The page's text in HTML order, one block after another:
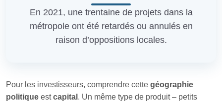
En 2021, une trentaine de projets dans la
métropole ont été retardés ou annulés en
raison d’oppositions locales.
Pour les investisseurs, comprendre cette géographie
politique estcapital . Un même type de produit – petits